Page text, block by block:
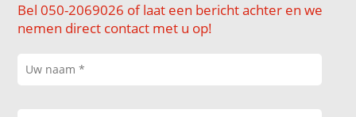
Bel 050-2069026 of laat een bericht achter en we
nemen direct contact met u op!